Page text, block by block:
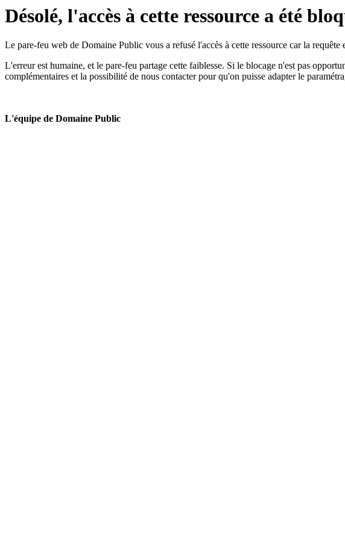
Désolé, l'accès à cette ressource a été
Le pare-feu web de Domaine Public vous a refusé l'accès à cette ressource car la requête
L'erreur est humaine, et le pare-feu partage cette faiblesse. Si le blocage n'est pas
complémentaires et la possibilité de nous contacter pour qu'on puisse adapter le
L'équipe de Domaine Public